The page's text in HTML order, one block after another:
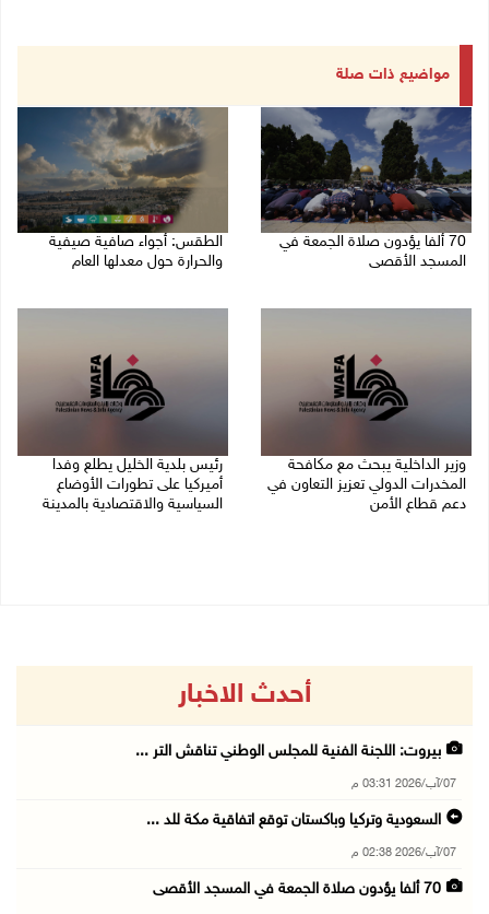
مواضيع ذات صلة
70 ألفا يؤدون صلاة الجمعة في
المسجد الأقصى
الطقس: أجواء صافية صيفية
والحرارة حول معدلها العام
وزير الداخلية يبحث مع مكافحة
المخدرات الدولي تعزيز التعاون في
دعم قطاع الأمن
رئيس بلدية الخليل يطلع وفدا
أميركيا على تطورات الأوضاع
السياسية والاقتصادية بالمدينة
أحدث الاخبار
بيروت: اللجنة الفنية للمجلس الوطني تناقش التر ...
07/آب/2026 03:31 م
السعودية وتركيا وباكستان توقع اتفاقية مكة للد ...
07/آب/2026 02:38 م
70 ألفا يؤدون صلاة الجمعة في المسجد الأقصى